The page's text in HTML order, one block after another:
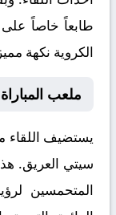
طابعاً خاصاً
الكروية نكهة
ملعب
يستضيف اللقاء
سيتي العريق.
المتحمسين